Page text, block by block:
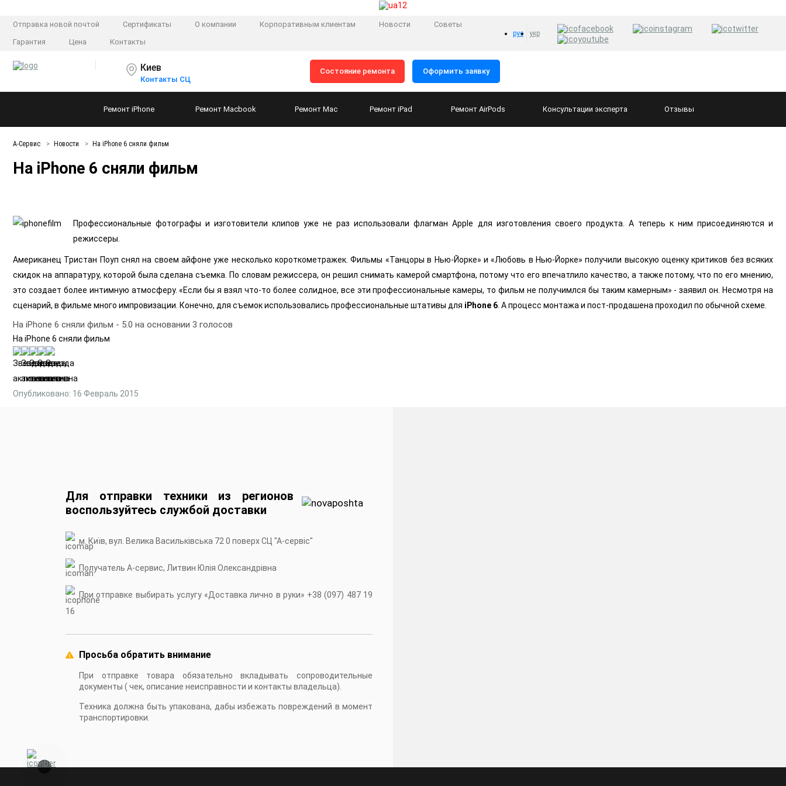
Отправка новой почтой Сертификаты О компании Корпоративным клиентам Новости
Советы
Гарантия
Цена Контакты
рус укр
Киев
Контакты СЦ
Состояние ремонта Оформить заявку
Ремонт iPhone Ремонт Macbook Ремонт Mac Ремонт iPad Ремонт AirPods Консультации эксперта Отзывы
А-Сервис Новости На iPhone 6 сняли фильм
На iPhone 6 сняли фильм
Профессиональные фотографы и изготовители клипов уже не раз использовали флагман Apple для изготовления своего продукта. А теперь к ним присоединяются и
режиссеры.
Американец Тристан Поуп снял на своем айфоне уже несколько короткометражек. Фильмы «Танцоры в Нью-Йорке» и «Любовь в Нью-Йорке» получили высокую оценку критиков без всяких
скидок на аппаратуру, которой была сделана съемка. По словам режиссера, он решил снимать камерой смартфона, потому что его впечатлило качество, а также потому, что по его мнению,
это создает более интимную атмосферу. «Если бы я взял что-то более солидное, все эти профессиональные камеры, то фильм не получимлся бы таким камерным» - заявил он. Несмотря на
сценарий, в фильме много импровизации. Конечно, для съемок использовались профессиональные штативы для iPhone 6 . А процесс монтажа и пост-продашена проходил по обычной схеме.
На iPhone 6 сняли фильм - 5.0 на основании 3 голосов
На iPhone 6 сняли фильм
Опубликовано: 16 Февраль 2015
Для отправки техники из регионов
воспользуйтесь службой доставки
м. Київ, вул. Велика Васильківська 72 0 поверх СЦ "А-сервiс"
Получатель А-сервис, Литвин Юлія Олександрівна
При отправке выбирать услугу «Доставка лично в руки» +38 (097) 487 19
16
Просьба обратить внимание
При отправке товара обязательно вкладывать сопроводительные
документы ( чек, описание неисправности и контакты владельца).
Техника должна быть упакована, дабы избежать повреждений в момент
транспортировки.